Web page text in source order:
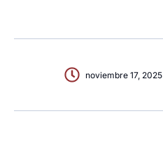
noviembre 17, 2025